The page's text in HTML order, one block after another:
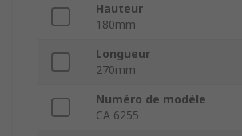
Hauteur
180mm
Longueur
270mm
Numéro de modèle
CA 6255